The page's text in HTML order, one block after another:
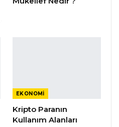
EKONOMI
Kripto Paranın
Kullanım Alanları